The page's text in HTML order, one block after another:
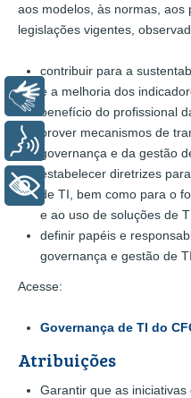
aos modelos, às normas, aos
legislações vigentes,
contribuir para a
e a melhoria dos
benefício do profissional
prover mecanismos de
governança e da gestão
estabelecer diretrizes
de TI, bem como para o
e ao uso de soluções de
definir papéis e
governança e gestão de TI.
Acesse:
Governança de TI do
Atribuições
Garantir que as
Libras
Voz